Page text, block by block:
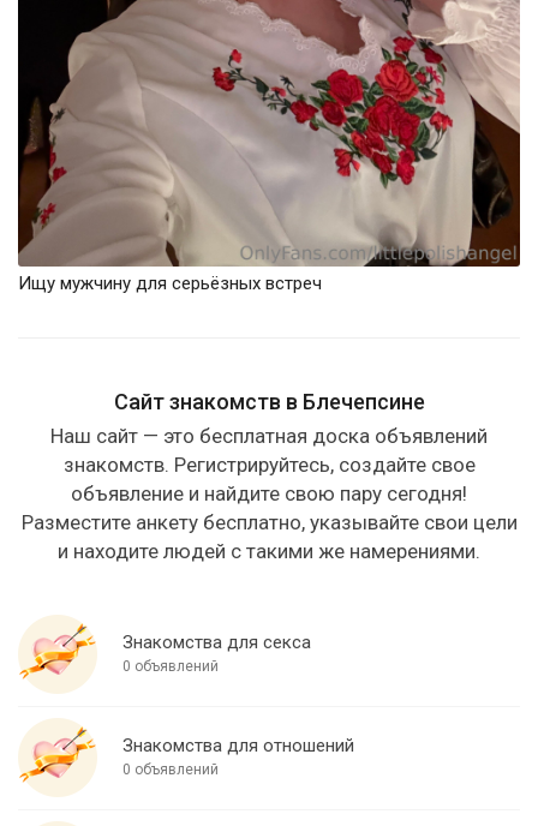
Ищу мужчину для серьёзных встреч
Сайт знакомств в Блечепсине
Наш сайт — это бесплатная доска объявлений
знакомств. Регистрируйтесь, создайте свое
объявление и найдите свою пару сегодня!
Разместите анкету бесплатно, указывайте свои цели
и находите людей с такими же намерениями.
Знакомства для секса
0 объявлений
Знакомства для отношений
0 объявлений